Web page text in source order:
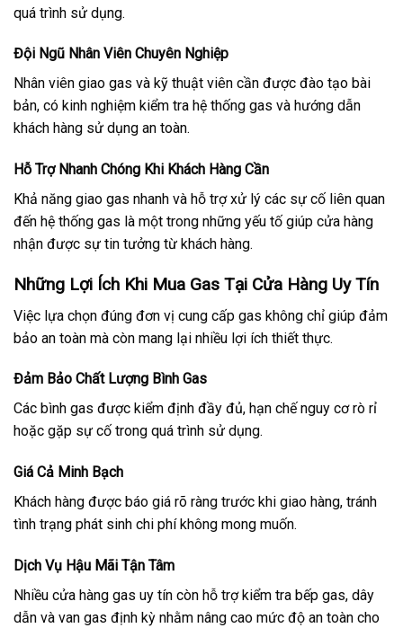
quá trình sử dụng.
Đội Ngũ Nhân Viên Chuyên Nghiệp
Nhân viên giao gas và kỹ thuật viên cần được đào tạo bài
bản, có kinh nghiệm kiểm tra hệ thống gas và hướng dẫn
khách hàng sử dụng an toàn.
Hỗ Trợ Nhanh Chóng Khi Khách Hàng Cần
Khả năng giao gas nhanh và hỗ trợ xử lý các sự cố liên quan
đến hệ thống gas là một trong những yếu tố giúp cửa hàng
nhận được sự tin tưởng từ khách hàng.
Những Lợi Ích Khi Mua Gas Tại Cửa Hàng Uy Tín
Việc lựa chọn đúng đơn vị cung cấp gas không chỉ giúp đảm
bảo an toàn mà còn mang lại nhiều lợi ích thiết thực.
Đảm Bảo Chất Lượng Bình Gas
Các bình gas được kiểm định đầy đủ, hạn chế nguy cơ rò rỉ
hoặc gặp sự cố trong quá trình sử dụng.
Giá Cả Minh Bạch
Khách hàng được báo giá rõ ràng trước khi giao hàng, tránh
tình trạng phát sinh chi phí không mong muốn.
Dịch Vụ Hậu Mãi Tận Tâm
Nhiều cửa hàng gas uy tín còn hỗ trợ kiểm tra bếp gas, dây
dẫn và van gas định kỳ nhằm nâng cao mức độ an toàn cho